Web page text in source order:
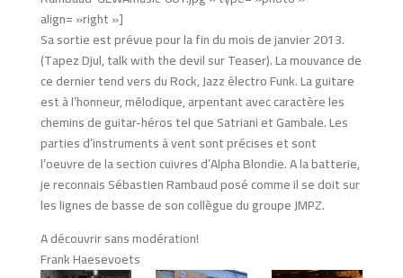
align= »right »]
Sa sortie est prévue pour la fin du mois de janvier 2013.
(Tapez Djul, talk with the devil sur Teaser). La mouvance de
ce dernier tend vers du Rock, Jazz électro Funk. La guitare
est à l’honneur, mélodique, arpentant avec caractère les
chemins de guitar-héros tel que Satriani et Gambale. Les
parties d’instruments à vent sont précises et sont
l’oeuvre de la section cuivres d’Alpha Blondie. A la batterie,
je reconnais Sébastien Rambaud posé comme il se doit sur
les lignes de basse de son collègue du groupe JMPZ.
A découvrir sans modération!
Frank Haesevoets